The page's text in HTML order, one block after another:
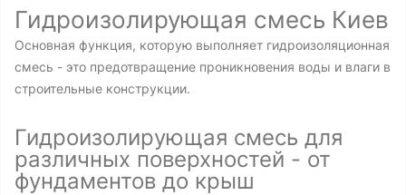
Гидроизолирующая смесь Киев
Основная функция, которую выполняет гидроизоляционная
смесь - это предотвращение проникновения воды и влаги в
строительные конструкции.
Гидроизолирующая смесь для
различных поверхностей - от
фундаментов до крыш